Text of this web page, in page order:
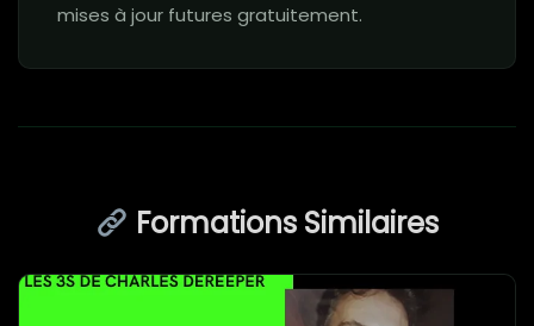
mises à jour futures gratuitement.
Formations Similaires